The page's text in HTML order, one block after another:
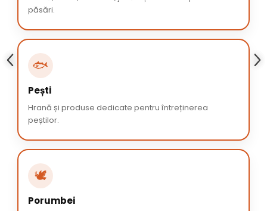
păsări.
🐟
Pești
Hrană și produse dedicate pentru întreținerea
peștilor.
🕊️
Porumbei